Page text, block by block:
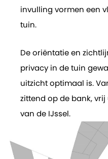
invulling vormen een
tuin.
De oriëntatie en
privacy in de tuin
uitzicht optimaal is.
zittend op de bank,
van de IJssel.